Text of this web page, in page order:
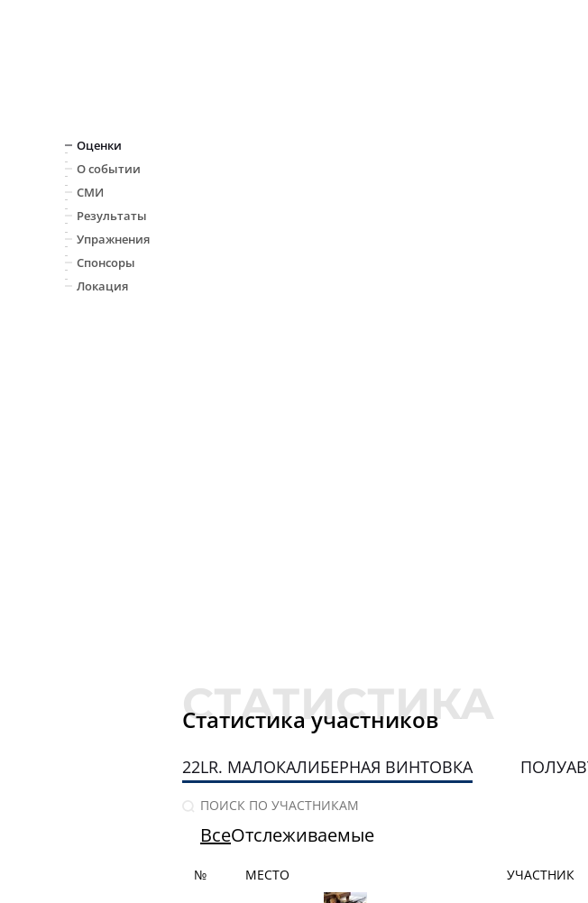
Оценки
О событии
СМИ
Результаты
Упражнения
Спонсоры
Локация
Статистика участников
22LR. МАЛОКАЛИБЕРНАЯ ВИНТОВКА
ВсеОтслеживаемые
№ МЕСТО УЧАСТНИК